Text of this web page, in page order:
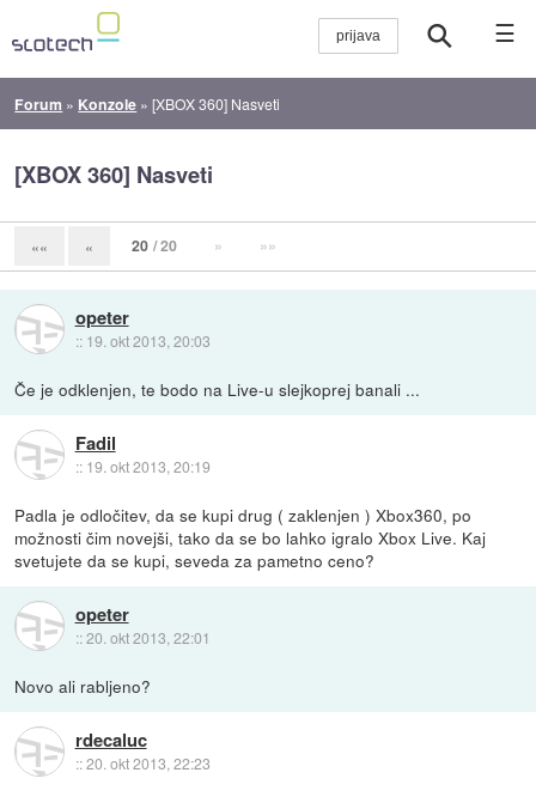
☰
Forum » Konzole »[XBOX 360] Nasveti
[XBOX 360] Nasveti
«« « 20 / 20 » »»
opeter
:: 19. okt 2013, 20:03
Če je odklenjen, te bodo na Live-u slejkoprej banali ...
Fadil
:: 19. okt 2013, 20:19
Padla je odločitev, da se kupi drug ( zaklenjen ) Xbox360, po
možnosti čim novejši, tako da se bo lahko igralo Xbox Live. Kaj
svetujete da se kupi, seveda za pametno ceno?
opeter
::20. okt 2013, 22:01
Novo ali rabljeno?
rdecaluc
::20. okt 2013, 22:23